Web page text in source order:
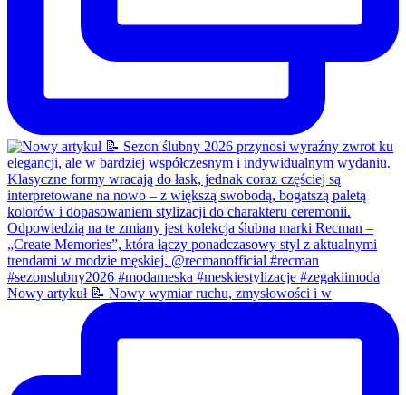
Nowy artykuł 📝 Nowy wymiar ruchu, zmysłowości i w